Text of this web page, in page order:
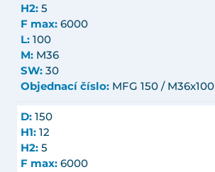
H2: 5
F max: 6000
L: 100
M: M36
SW: 30
Objednací číslo: MFG 150 / M36x100
D: 150
H1: 12
H2: 5
F max: 6000